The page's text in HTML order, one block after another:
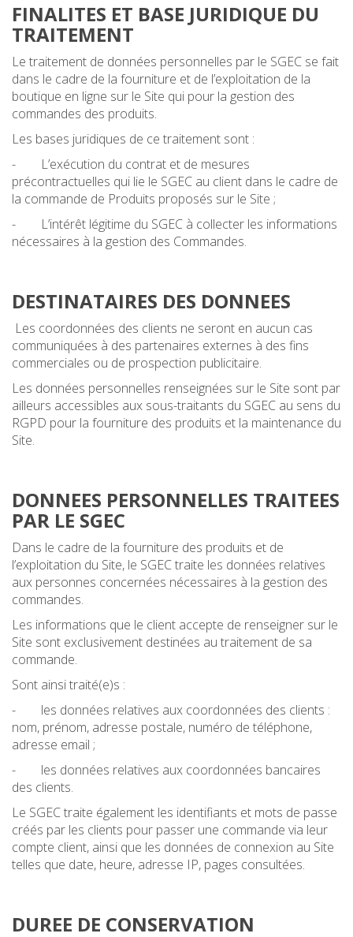
FINALITES ET BASE JURIDIQUE DU
TRAITEMENT
Le traitement de données personnelles par le SGEC se fait
dans le cadre de la fourniture et de l’exploitation de la
boutique en ligne sur le Site qui pour la gestion des
commandes des produits.
Les bases juridiques de ce traitement sont :
- L’exécution du contrat et de mesures
précontractuelles qui lie le SGEC au client dans le cadre de
la commande de Produits proposés sur le Site ;
- L’intérêt légitime du SGEC à collecter les informations
nécessaires à la gestion des Commandes.
DESTINATAIRES DES DONNEES
Les coordonnées des clients ne seront en aucun cas
communiquées à des partenaires externes à des fins
commerciales ou de prospection publicitaire.
Les données personnelles renseignées sur le Site sont par
ailleurs accessibles aux sous-traitants du SGEC au sens du
RGPD pour la fourniture des produits et la maintenance du
Site.
DONNEES PERSONNELLES TRAITEES
PAR LE SGEC
Dans le cadre de la fourniture des produits et de
l’exploitation du Site, le SGEC traite les données relatives
aux personnes concernées nécessaires à la gestion des
commandes.
Les informations que le client accepte de renseigner sur le
Site sont exclusivement destinées au traitement de sa
commande.
Sont ainsi traité(e)s :
- les données relatives aux coordonnées des clients :
nom, prénom, adresse postale, numéro de téléphone,
adresse email ;
- les données relatives aux coordonnées bancaires
des clients.
Le SGEC traite également les identifiants et mots de passe
créés par les clients pour passer une commande via leur
compte client, ainsi que les données de connexion au Site
telles que date, heure, adresse IP, pages consultées.
DUREE DE CONSERVATION